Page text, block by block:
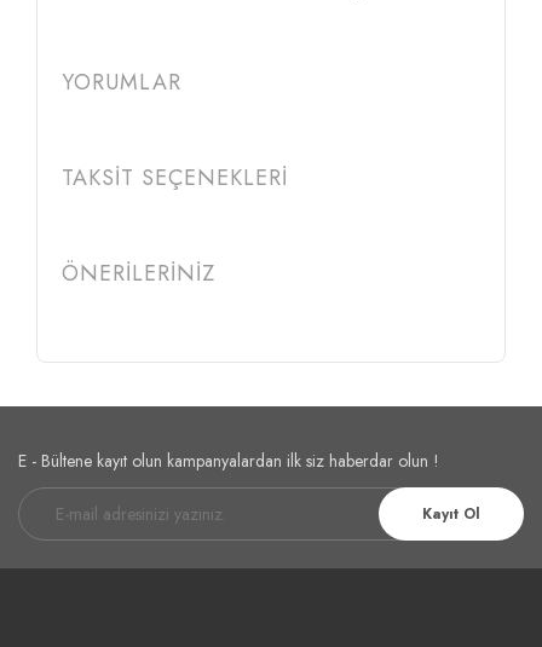
YORUMLAR
TAKSİT SEÇENEKLERİ
ÖNERİLERİNİZ
E - Bültene kayıt olun kampanyalardan ilk siz haberdar olun !
Kayıt Ol